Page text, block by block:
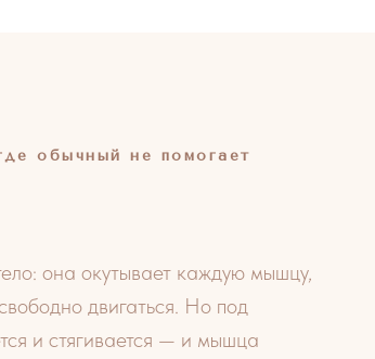
обычный не помогает
она окутывает каждую мышцу,
двигаться. Но под
и стягивается — и мышца